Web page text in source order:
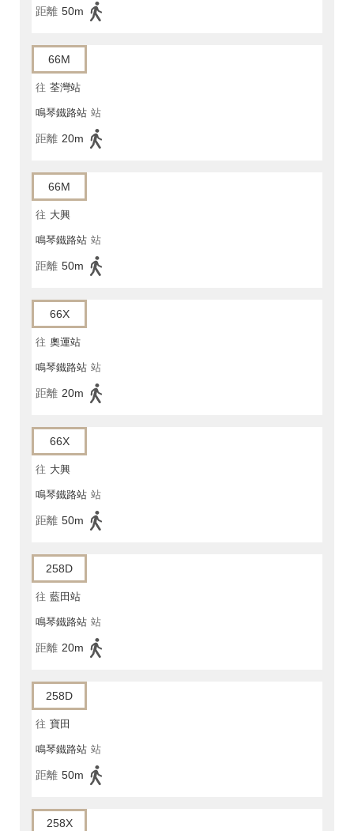
距離 50m
66M
往 荃灣站
鳴琴鐵路站 站
距離 20m
66M
往 大興
鳴琴鐵路站 站
距離 50m
66X
往 奧運站
鳴琴鐵路站 站
距離 20m
66X
往 大興
鳴琴鐵路站 站
距離 50m
258D
往 藍田站
鳴琴鐵路站 站
距離 20m
258D
往 寶田
鳴琴鐵路站 站
距離 50m
258X